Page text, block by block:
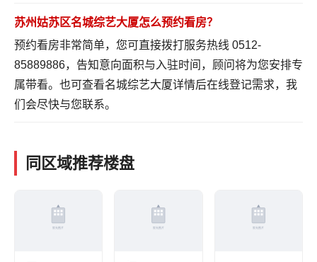
苏州姑苏区名城综艺大厦怎么预约看房？
预约看房非常简单，您可直接拨打服务热线 0512-
85889886，告知意向面积与入驻时间，顾问将为您安排专
属带看。也可查看名城综艺大厦详情后在线登记需求，我
们会尽快与您联系。
同区域推荐楼盘